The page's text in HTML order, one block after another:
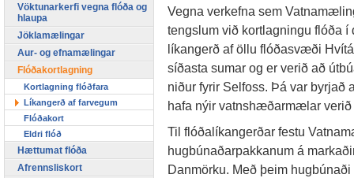
Vegna verkefna sem
tengslum við kortlagningu flóða
líkangerð af öllu flóðasvæði
síðasta sumar og er verið að
niður fyrir Selfoss. Þá var byrjað
hafa nýir vatnshæðarmælar
Til flóðalíkangerðar festu
hugbúnaðarpakkanum á
Danmörku. Með þeim
Vöktunarkerfi vegna flóða og
hlaupa
Jöklamælingar
Aur- og efnamælingar
Flóðakortlagning
Kortlagning flóðfara
Líkangerð af farvegum
Flóðakort
Eldri flóð
Hættumat flóða
Afrennsliskort